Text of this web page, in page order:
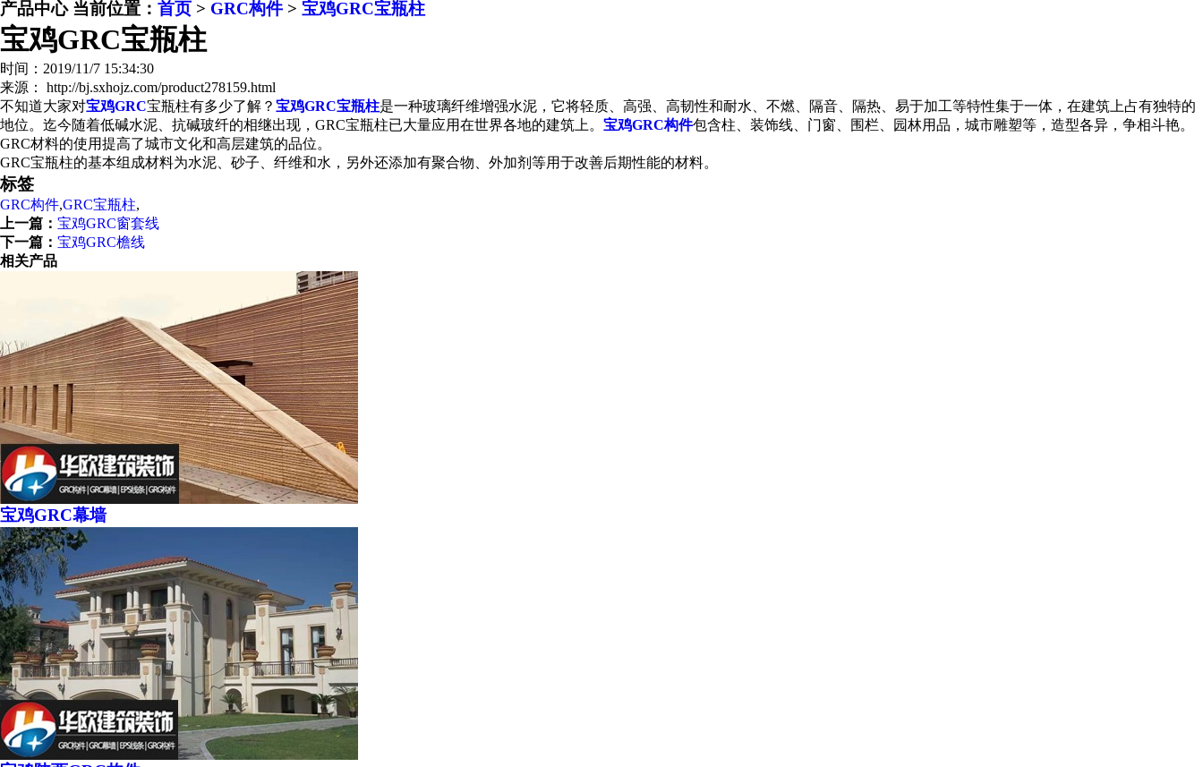
产品中心 当前位置： 首页 > GRC构件 > 宝鸡GRC宝瓶柱
宝鸡GRC宝瓶柱
时间：2019/11/7 15:34:30
来源： http://bj.sxhojz.com/product278159.html
不知道大家对宝鸡GRC宝瓶柱有多少了解？ 宝鸡GRC宝瓶柱是一种玻璃纤维增强水泥，它将轻质、高强、高韧性和耐水、不燃、隔音、隔热、易于加工等特性集于一体，在建筑上占有独特的
地位。迄今随着低碱水泥、抗碱玻纤的相继出现，GRC宝瓶柱已大量应用在世界各地的建筑上。 宝鸡GRC构件包含柱、装饰线、门窗、围栏、园林用品，城市雕塑等，造型各异，争相斗艳。
GRC材料的使用提高了城市文化和高层建筑的品位。
GRC宝瓶柱的基本组成材料为水泥、砂子、纤维和水，另外还添加有聚合物、外加剂等用于改善后期性能的材料。
标签
GRC构件,GRC宝瓶柱,
上一篇： 宝鸡GRC窗套线
下一篇： 宝鸡GRC檐线
相关产品
宝鸡GRC幕墙